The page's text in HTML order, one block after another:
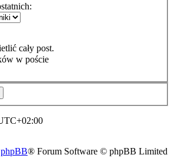
cały post.
w poście
phpBB® Forum Software © phpBB Limited